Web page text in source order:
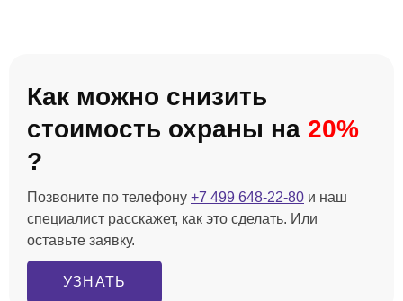
Как можно снизить
стоимость охраны на 20%
?
Позвоните по телефону +7 499 648-22-80 и наш
специалист расскажет, как это сделать. Или
оставьте заявку.
УЗНАТЬ